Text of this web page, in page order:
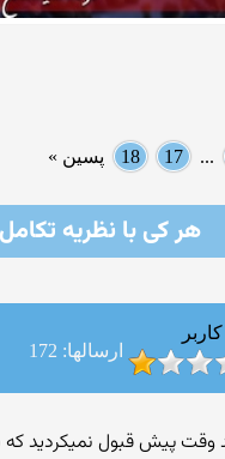
...
17
18 پسین »
هر كی با نظریه
کاربر
ارسالها: 172